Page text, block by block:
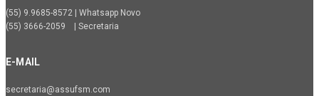
(55) 9.9685-8572 | Whatsapp Novo
(55) 3666-2059 | Secretaria
E-MAIL
secretaria@assufsm.com